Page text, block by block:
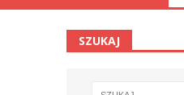
SZUKAJ